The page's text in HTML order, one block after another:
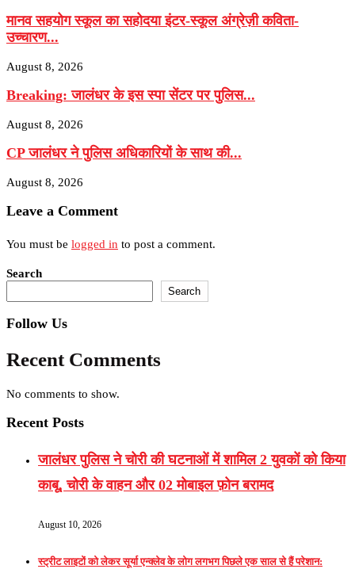
मानव सहयोग स्कूल का सहोदया इंटर-स्कूल अंग्रेज़ी कविता-
उच्चारण...
August 8, 2026
Breaking: जालंधर के इस स्पा सेंटर पर पुलिस...
August 8, 2026
CP जालंधर ने पुलिस अधिकारियों के साथ की...
August 8, 2026
Leave a Comment
You must be logged in to post a comment.
Search
Search
Follow Us
Recent Comments
No comments to show.
Recent Posts
जालंधर पुलिस ने चोरी की घटनाओं में शामिल 2 युवकों को किया
काबू, चोरी के वाहन और 02 मोबाइल फ़ोन बरामद
August 10, 2026
स्ट्रीट लाइटों को लेकर सूर्या एन्क्लेव के लोग लगभग पिछले एक साल से हैं परेशान: